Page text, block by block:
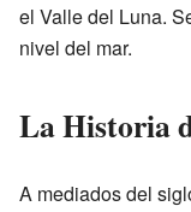
el Valle del Luna.
nivel del mar.
La Historia
A mediados del